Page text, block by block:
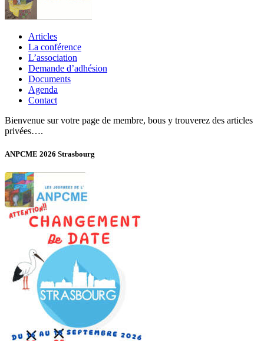
Articles
La conférence
L’association
Demande d’adhésion
Documents
Agenda
Contact
Bienvenue sur votre page de membre, bous y trouverez des articles
privées….
ANPCME 2026 Strasbourg